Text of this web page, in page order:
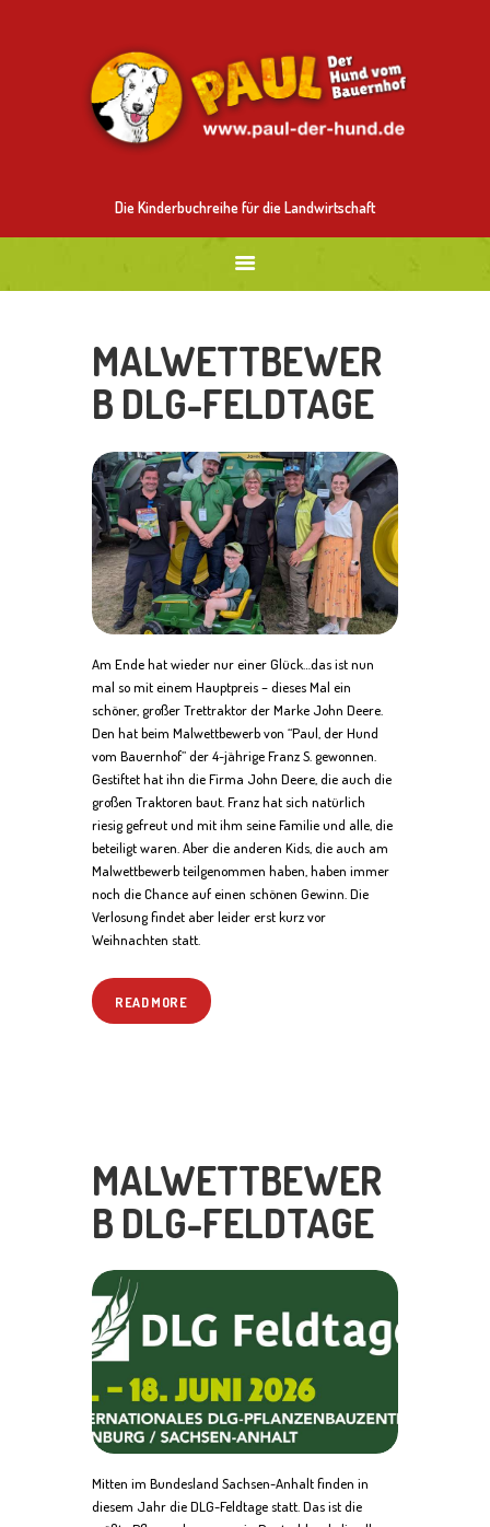
Die Kinderbuchreihe für die Landwirtschaft
MITMALEN
BESTELLEN
BILDER
MALWETTBEWER
B DLG-FELDTAGE
Am Ende hat wieder nur einer Glück…das ist nun
mal so mit einem Hauptpreis – dieses Mal ein
schöner, großer Trettraktor der Marke John Deere.
Den hat beim Malwettbewerb von “Paul, der Hund
vom Bauernhof” der 4-jährige Franz S. gewonnen.
Gestiftet hat ihn die Firma John Deere, die auch die
großen Traktoren baut. Franz hat sich natürlich
riesig gefreut und mit ihm seine Familie und alle, die
beteiligt waren. Aber die anderen Kids, die auch am
Malwettbewerb teilgenommen haben, haben immer
noch die Chance auf einen schönen Gewinn. Die
Verlosung findet aber leider erst kurz vor
Weihnachten statt.
READ MORE
MALWETTBEWER
B DLG-FELDTAGE
Mitten im Bundesland Sachsen-Anhalt finden in
diesem Jahr die DLG-Feldtage statt. Das ist die